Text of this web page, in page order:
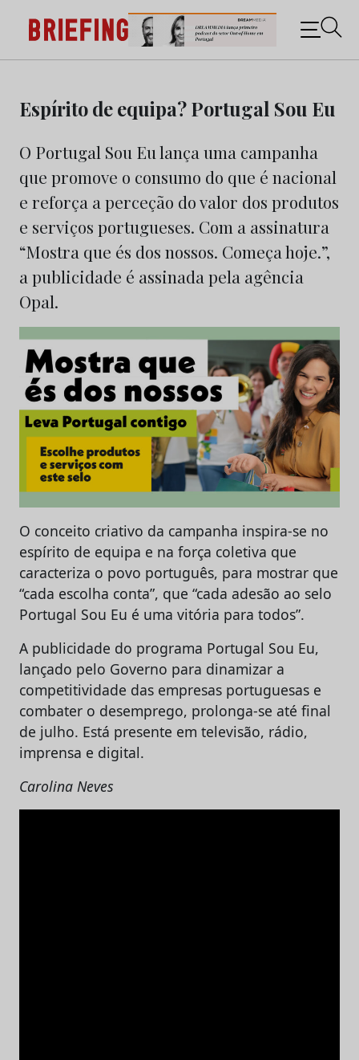
content
Briefing: Todas as notícias sobre os negócios do
Marketing e da Publicidade
Espírito de equipa? Portugal Sou Eu
O Portugal Sou Eu lança uma campanha
que promove o consumo do que é nacional
e reforça a perceção do valor dos produtos
e serviços portugueses. Com a assinatura
“Mostra que és dos nossos. Começa hoje.”,
a publicidade é assinada pela agência
Opal.
O conceito criativo da campanha inspira-se no
espírito de equipa e na força coletiva que
caracteriza o povo português, para mostrar que
“cada escolha conta”, que “cada adesão ao selo
Portugal Sou Eu é uma vitória para todos”.
A publicidade do programa Portugal Sou Eu,
lançado pelo Governo para dinamizar a
competitividade das empresas portuguesas e
combater o desemprego, prolonga-se até final
de julho. Está presente em televisão, rádio,
imprensa e digital.
Carolina Neves